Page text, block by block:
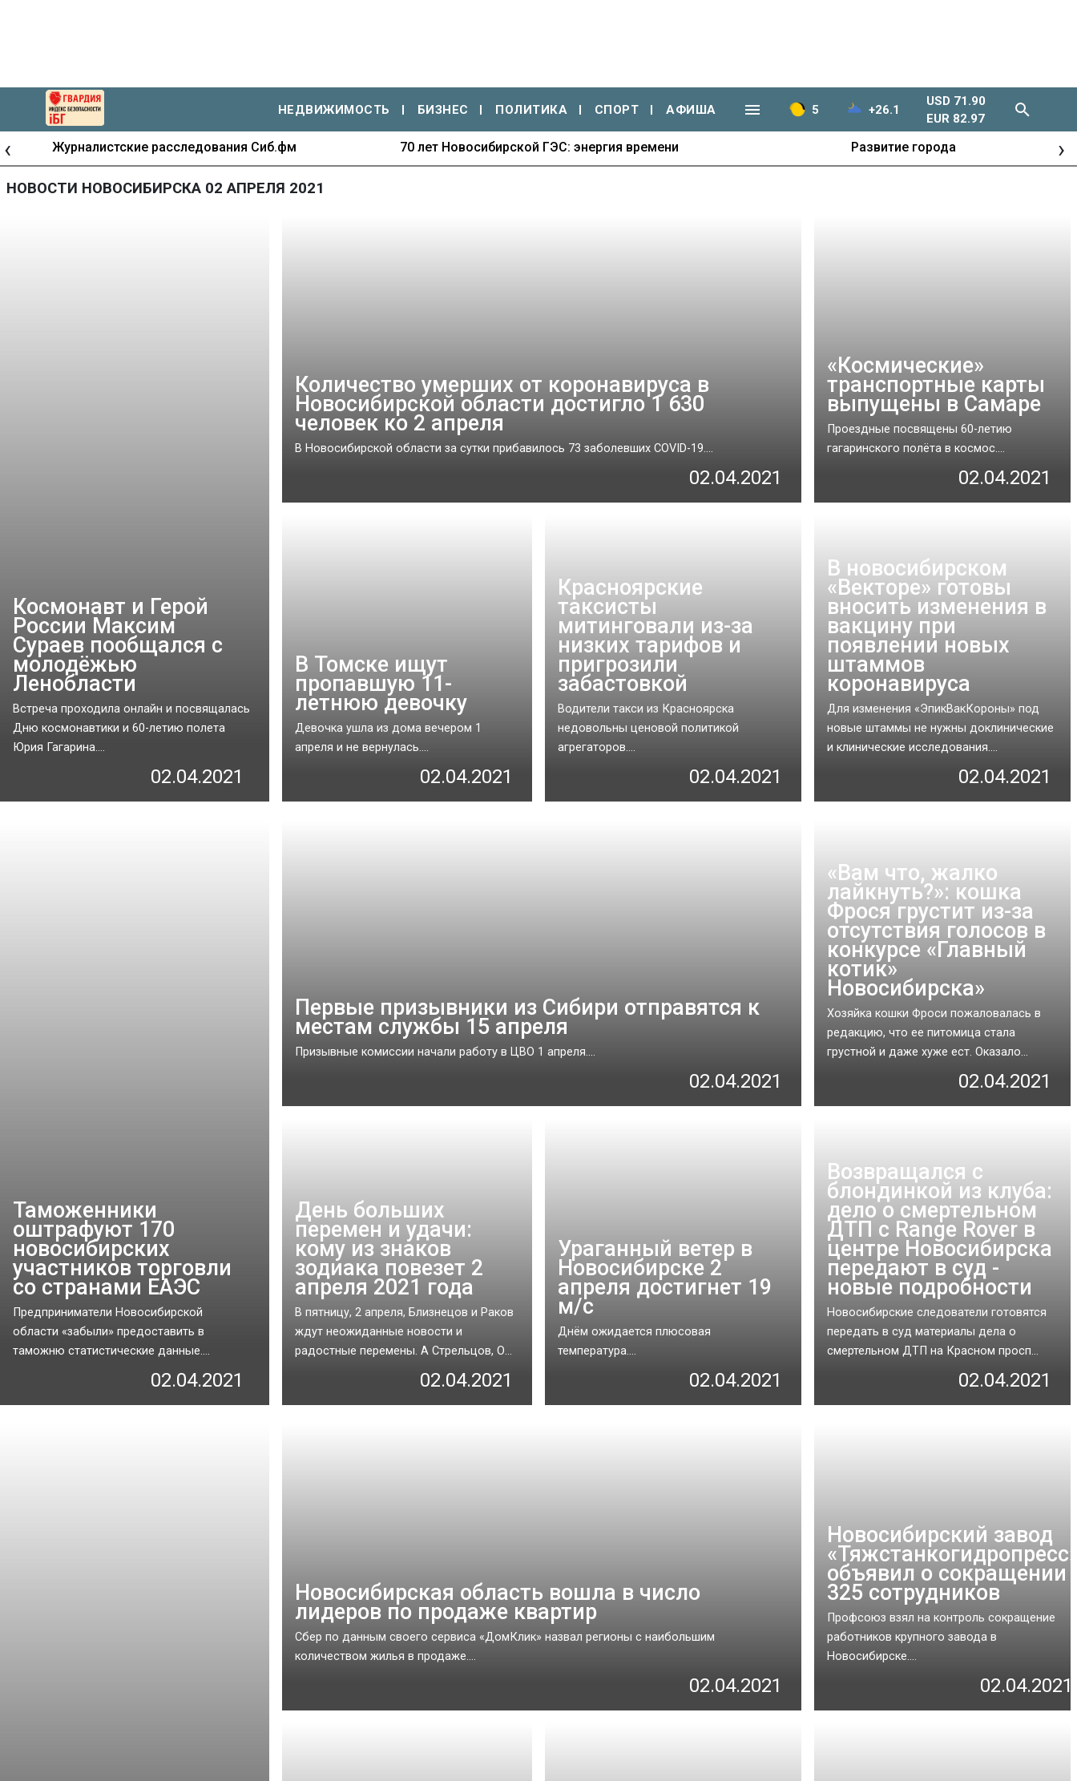
НЕДВИЖИМОСТЬ БИЗНЕС ПОЛИТИКА СПОРТ АФИША 5 +26.1
USD 71.90
EUR 82.97
Журналистские расследования Сиб.фм 70 лет Новосибирской ГЭС: энергия времени Развитие города
‹ ›
НОВОСТИ НОВОСИБИРСКА 02 АПРЕЛЯ 2021
Космонавт и Герой
России Максим
Сураев пообщался с
молодёжью
Ленобласти
Встреча проходила онлайн и посвящалась
Дню космонавтики и 60-летию полета
Юрия Гагарина....
02.04.2021
Количество умерших от коронавируса в
Новосибирской области достигло 1 630
человек ко 2 апреля
В Новосибирской области за сутки прибавилось 73 заболевших COVID-19....
02.04.2021
«Космические»
транспортные карты
выпущены в Самаре
Проездные посвящены 60-летию
гагаринского полёта в космос....
02.04.2021
В Томске ищут
пропавшую 11-
летнюю девочку
Девочка ушла из дома вечером 1
апреля и не вернулась....
02.04.2021
Красноярские
таксисты
митинговали из-за
низких тарифов и
пригрозили
забастовкой
Водители такси из Красноярска
недовольны ценовой политикой
агрегаторов....
02.04.2021
В новосибирском
«Векторе» готовы
вносить изменения в
вакцину при
появлении новых
штаммов
коронавируса
Для изменения «ЭпикВакКороны» под
новые штаммы не нужны доклинические
и клинические исследования....
02.04.2021
Таможенники
оштрафуют 170
новосибирских
участников торговли
со странами ЕАЭС
Предприниматели Новосибирской
области «забыли» предоставить в
таможню статистические данные....
02.04.2021
Первые призывники из Сибири отправятся к
местам службы 15 апреля
Призывные комиссии начали работу в ЦВО 1 апреля....
02.04.2021
«Вам что, жалко
лайкнуть?»: кошка
Фрося грустит из-за
отсутствия голосов в
конкурсе «Главный
котик»
Новосибирска»
Хозяйка кошки Фроси пожаловалась в
редакцию, что ее питомица стала
грустной и даже хуже ест. Оказало...
02.04.2021
День больших
перемен и удачи:
кому из знаков
зодиака повезет 2
апреля 2021 года
В пятницу, 2 апреля, Близнецов и Раков
ждут неожиданные новости и
радостные перемены. А Стрельцов, О...
02.04.2021
Ураганный ветер в
Новосибирске 2
апреля достигнет 19
м/с
Днём ожидается плюсовая
температура....
02.04.2021
Возвращался с
блондинкой из клуба:
дело о смертельном
ДТП с Range Rover в
центре Новосибирска
передают в суд -
новые подробности
Новосибирские следователи готовятся
передать в суд материалы дела о
смертельном ДТП на Красном просп...
02.04.2021
Новосибирская область вошла в число
лидеров по продаже квартир
Сбер по данным своего сервиса «ДомКлик» назвал регионы с наибольшим
количеством жилья в продаже....
02.04.2021
Новосибирский завод
объявил о сокращении
325 сотрудников
Профсоюз взял на контроль сокращение
работников крупного завода в
Новосибирске....
02.04.2021